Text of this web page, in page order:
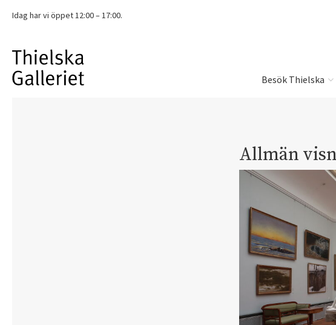
Idag har vi öppet 12:00 – 17:00.
Besök Thielska
Allmän